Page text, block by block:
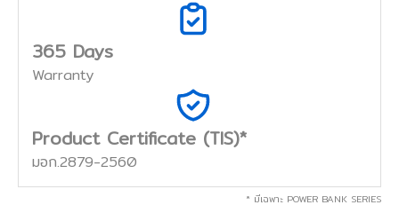
365 Days
Warranty
Product Certificate (TIS)*
มอก.2879-2560
* มีเฉพาะ POWER BANK SERIES